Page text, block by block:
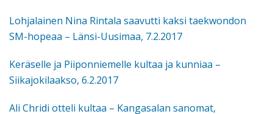
Lohjalainen Nina Rintala saavutti kaksi taekwondon
SM-hopeaa – Länsi-Uusimaa, 7.2.2017
Keräselle ja Piipon­nie­melle kultaa ja kunniaa –
Siikajokilaakso, 6.2.2017
Ali Chridi otteli kultaa – Kangasalan sanomat,